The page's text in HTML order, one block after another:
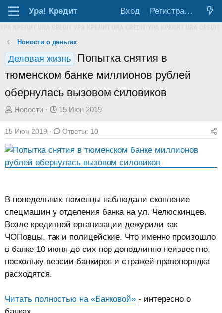
Ура! Кредит Вход Регистрация
Новости о деньгах
Деловая жизнь
Попытка снятия в
тюменском банке миллионов рублей
обернулась вызовом силовиков
А
в
т
т
ы
Новости
Д
а
т
а
л
а
15 Июн 2019
15 Июн 2019 Ответы: 10
В понедельник тюменцы наблюдали скопление
спецмашин у отделения банка на ул. Челюскинцев.
Возле кредитной организации дежурили как
ЧОПовцы, так и полицейские. Что именно произошло
в банке 10 июня до сих пор доподлинно неизвестно,
поскольку версии банкиров и стражей правопорядка
расходятся.
Читать полностью на «Банковой» - интересно о